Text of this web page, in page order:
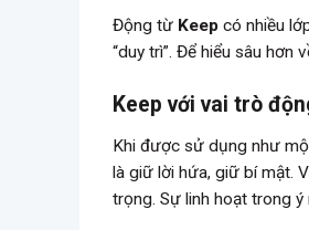
Động từ Keep có nhiều
“duy trì”. Để hiểu sâu
Keep với vai trò
Khi được sử dụng như
là giữ lời hứa, giữ bí mật.
trọng. Sự linh hoạt trong ý